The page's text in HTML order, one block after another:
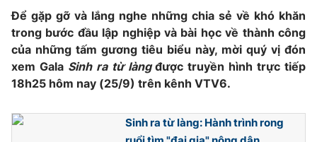
Chuyên mục khác
Emagazine Podcast
Photo Infographic
Video Shorts video
Để gặp gỡ và lắng nghe những chia sẻ về khó khăn
trong bước đầu lập nghiệp và bài học về thành công
của những tấm gương tiêu biểu này, mời quý vị đón
xem Gala Sinh ra từ làngđược truyền hình trực tiếp
18h25 hôm nay (25/9) trên kênh VTV6.
Sinh ra từ làng: Hành trình rong